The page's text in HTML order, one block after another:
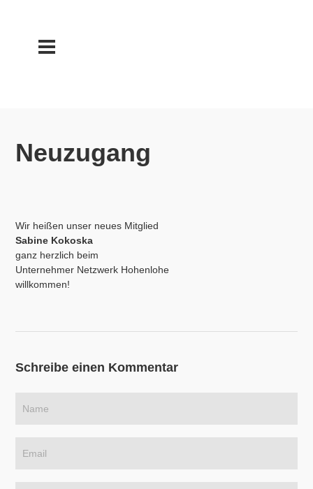
Neuzugang
Wir heißen unser neues Mitglied
Sabine Kokoska
ganz herzlich beim
Unternehmer Netzwerk Hohenlohe
willkommen!
Schreibe einen Kommentar